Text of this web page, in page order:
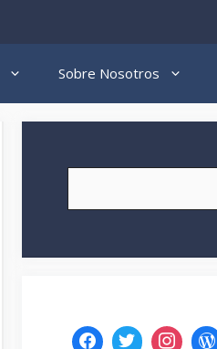
Sobre Nosotros